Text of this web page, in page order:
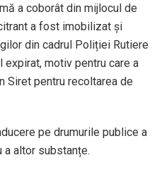
a coborât din mijlocul de
a fost imobilizat și
din cadrul Poliției Rutiere
motiv pentru care a
Siret pentru recoltarea de
pe drumurile publice a
a altor substanțe.